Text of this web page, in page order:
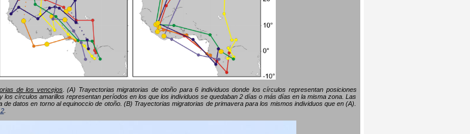
de los vencejos. (A) Trayectorias migratorias de otoño para 6 individuos donde los círculos representan posiciones
los círculos amarillos representan períodos en los que los individuos se quedaban 2 días o más días en la misma zona. Las
de datos en torno al equinoccio de otoño. (B) Trayectorias migratorias de primavera para los mismos individuos que en (A).
.